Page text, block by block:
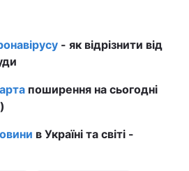
- як відрізнити від
поширення на сьогодні
в Україні та світі -